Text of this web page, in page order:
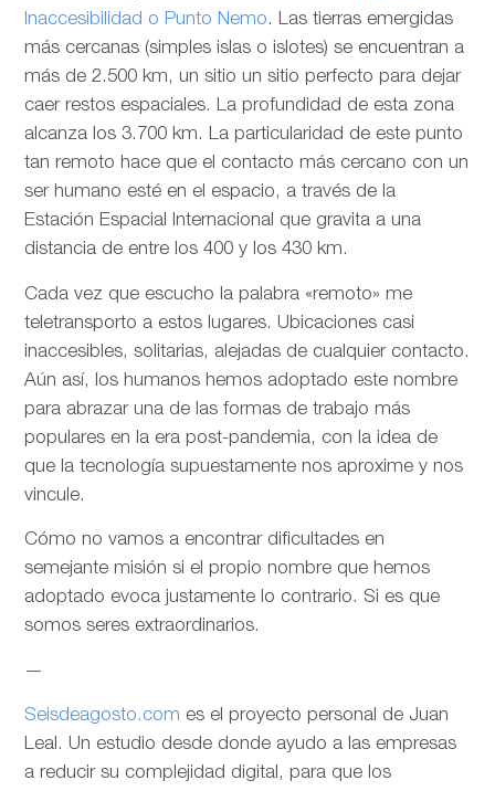
Inaccesibilidad o Punto Nemo. Las tierras emergidas
más cercanas (simples islas o islotes) se encuentran a
más de 2.500 km, un sitio un sitio perfecto para dejar
caer restos espaciales. La profundidad de esta zona
alcanza los 3.700 km. La particularidad de este punto
tan remoto hace que el contacto más cercano con un
ser humano esté en el espacio, a través de la
Estación Espacial Internacional que gravita a una
distancia de entre los 400 y los 430 km.
Cada vez que escucho la palabra «remoto» me
teletransporto a estos lugares. Ubicaciones casi
inaccesibles, solitarias, alejadas de cualquier contacto.
Aún así, los humanos hemos adoptado este nombre
para abrazar una de las formas de trabajo más
populares en la era post-pandemia, con la idea de
que la tecnología supuestamente nos aproxime y nos
vincule.
Cómo no vamos a encontrar dificultades en
semejante misión si el propio nombre que hemos
adoptado evoca justamente lo contrario. Si es que
somos seres extraordinarios.
—
Seisdeagosto.com es el proyecto personal de Juan
Leal. Un estudio desde donde ayudo a las empresas
a reducir su complejidad digital, para que los